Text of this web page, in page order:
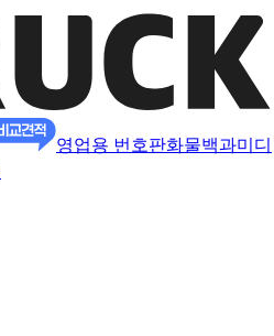
영업용 번호판화물백과미디